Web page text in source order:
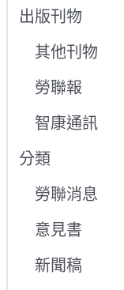
出版刊物
其他刊物
勞聯報
智康通訊
分類
勞聯消息
意見書
新聞稿